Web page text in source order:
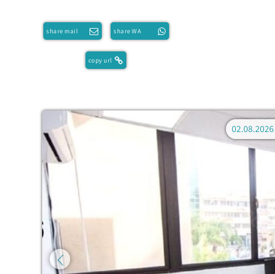
share WA
share mail
copy url